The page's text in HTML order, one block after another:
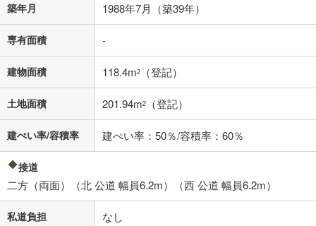
不動産会社に購入相談をする 無料
閉じる
築年月 1988年7月（築39年）
専有面積 -
建物面積 118.4m2 （登記）
土地面積 201.94m2 （登記）
建ぺい率/容積率 建ぺい率：50％/容積率：60％
接道
二方（両面）（北 公道 幅員6.2m）（西 公道 幅員6.2m）
私道負担 なし